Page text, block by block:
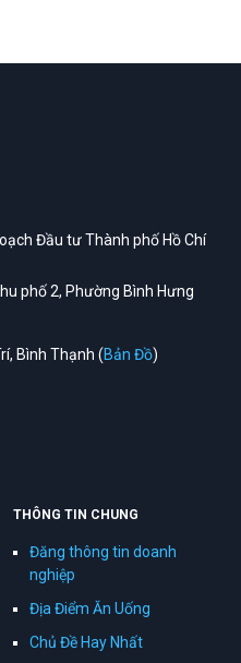
Đầu tư Thành phố Hồ Chí
phố 2, Phường Bình Hưng
Bình Thạnh (Bản Đồ)
THÔNG TIN CHUNG
Đăng thông tin doanh
nghiệp
Địa Điểm Ăn Uống
Chủ Đề Hay Nhất